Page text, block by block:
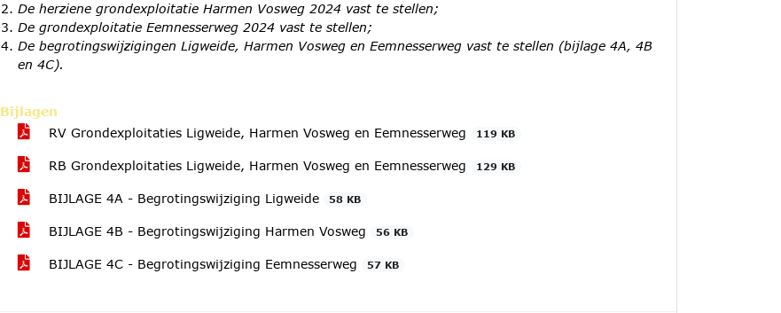
De herziene grondexploitatie Harmen Vosweg 2024 vast te stellen;
De grondexploitatie Eemnesserweg 2024 vast te stellen;
De begrotingswijzigingen Ligweide, Harmen Vosweg en Eemnesserweg vast te stellen (bijlage 4A, 4B
en 4C).
Bijlagen
RV Grondexploitaties Ligweide, Harmen Vosweg en Eemnesserweg
119 KB
RB Grondexploitaties Ligweide, Harmen Vosweg en Eemnesserweg 129 KB
BIJLAGE 4A - Begrotingswijziging Ligweide 58 KB
BIJLAGE 4B - Begrotingswijziging Harmen Vosweg 56 KB
BIJLAGE 4C - Begrotingswijziging Eemnesserweg 57 KB